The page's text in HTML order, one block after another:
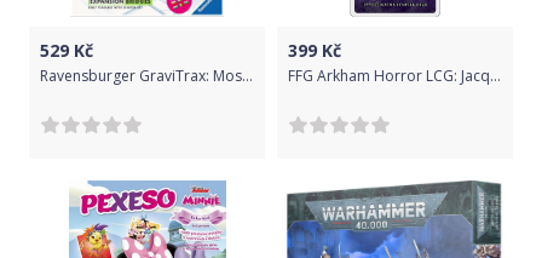
529 Kč
Ravensburger GraviTrax: Mosty DE
399 Kč
FFG Arkham Horror LCG: Jacqueline Fine Investigator Deck